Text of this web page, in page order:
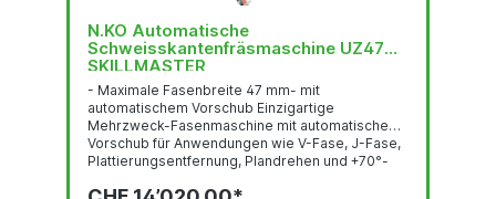
N.KO Automatische
Schweisskantenfräsmaschine UZ47
SKILLMASTER
- Maximale Fasenbreite 47 mm- mit
automatischem Vorschub Einzigartige
Mehrzweck-Fasenmaschine mit automatischem
Vorschub für Anwendungen wie V-Fase, J-Fase,
Plattierungsentfernung, Plandrehen und +70°-